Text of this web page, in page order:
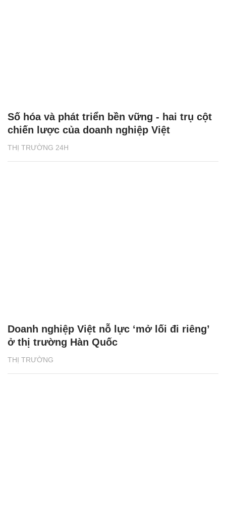
THỊ TRƯỜNG 24H
Số hóa và phát triển bền vững - hai trụ cột
chiến lược của doanh nghiệp Việt
THỊ TRƯỜNG
Doanh nghiệp Việt nỗ lực ‘mở lối đi riêng’
ở thị trường Hàn Quốc